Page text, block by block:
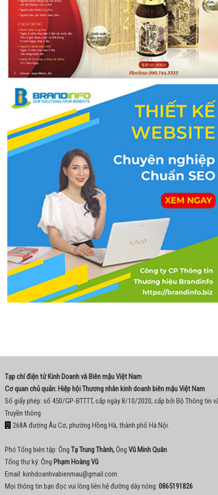
Tạp chí điện tử Kinh Doanh và Biên mậu Việt Nam
Cơ quan chủ quản: Hiệp hội Thương nhân kinh doanh biên mậu Việt Nam
Số giấy phép: số 450/GP-BTTTT, cấp ngày 8/10/2020, cấp bởi Bộ Thông tin
Truyền thông
268A đường Âu Cơ, phường Hồng Hà, thành phố Hà Nội.
Phó Tổng biên tập: Ông Tạ Trung Thành,Ông Vũ Minh Quân
Tổng thư ký: Ông Phạm Hoàng Vũ
Email: kinhdoanhvabienmau@gmail.com
Mọi thông tin bạn đọc vui lòng liên hệ đường dây nóng: 0865191826